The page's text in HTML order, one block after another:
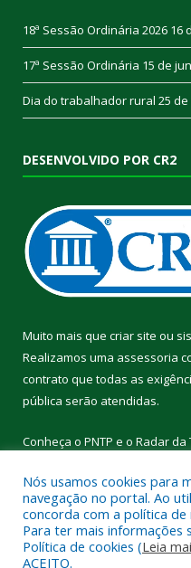
18ª Sessão Ordinária 2026 16
17ª Sessão Ordinária 15 de
Dia do trabalhador rural 25
DESENVOLVIDO POR CR2
Muito mais que criar site ou
Realizamos uma assessoria
contrato que todas as
pública serão atendidas.
Conheça o PNTP e o Radar da
Todos os direitos reservados
Nós usamos cookies para
navegação no portal. Ao
concorda com a política
Para ter mais informações
Política de cookies (Leia
ACEITO.